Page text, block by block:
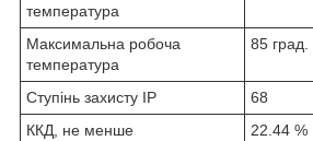
температура
Максимальна робоча
температура
85 град.
Ступінь захисту IP
68
ККД, не менше
22.44 %